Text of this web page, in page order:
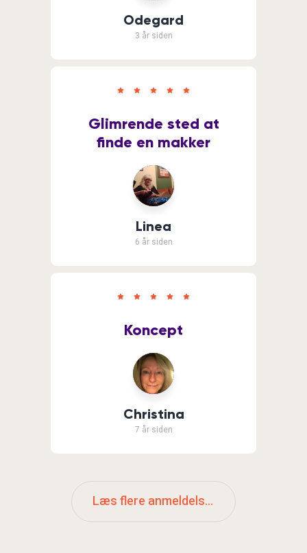
Odegard
3 år siden
Linea
6 år siden
Glimrende sted at
finde en makker
Christina
7 år siden
Koncept
Læs flere anmeldelser